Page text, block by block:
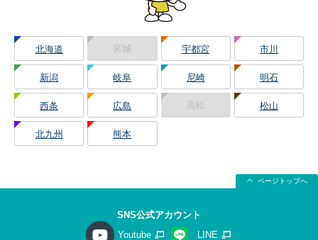
北海道 宮城 宇都宮 市川
新潟 岐阜 尼崎 明石
西条 広島 高松 松山
北九州 熊本
ページトップへ
SNS公式アカウント
Youtube
LINE